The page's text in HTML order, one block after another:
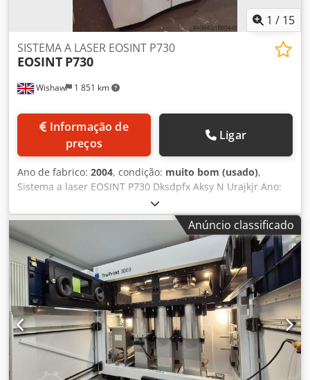
1 / 15
Wishaw 1 851 km
SISTEMA A LASER EOSINT P730
EOSINT P730
preços
Ligar
Ano de fabrico: 2004, condição: muito bom (usado),
Sistema a laser EOSINT P730 Dksdpfx Aksy N Urajkjr Ano:
Anúncio classificado